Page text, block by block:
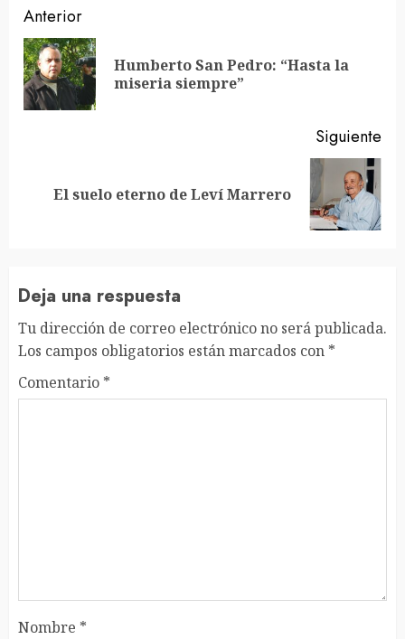
Sigue
leyendo
Anterior
Humberto San Pedro: “Hasta la
miseria siempre”
Siguiente
Siguiente
El suelo eterno de Leví Marrero
Deja una respuesta
Tu dirección de correo electrónico no será publicada.
Los campos obligatorios están marcados con *
Comentario *
Nombre *